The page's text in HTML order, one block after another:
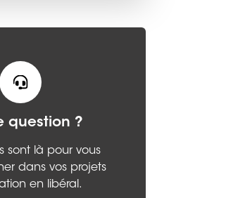
question ?
sont là pour vous
dans vos projets
en libéral.